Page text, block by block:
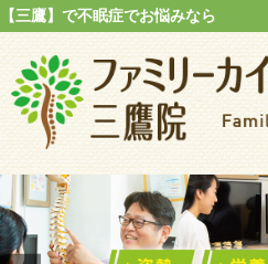
【三鷹】で不眠症でお悩みなら